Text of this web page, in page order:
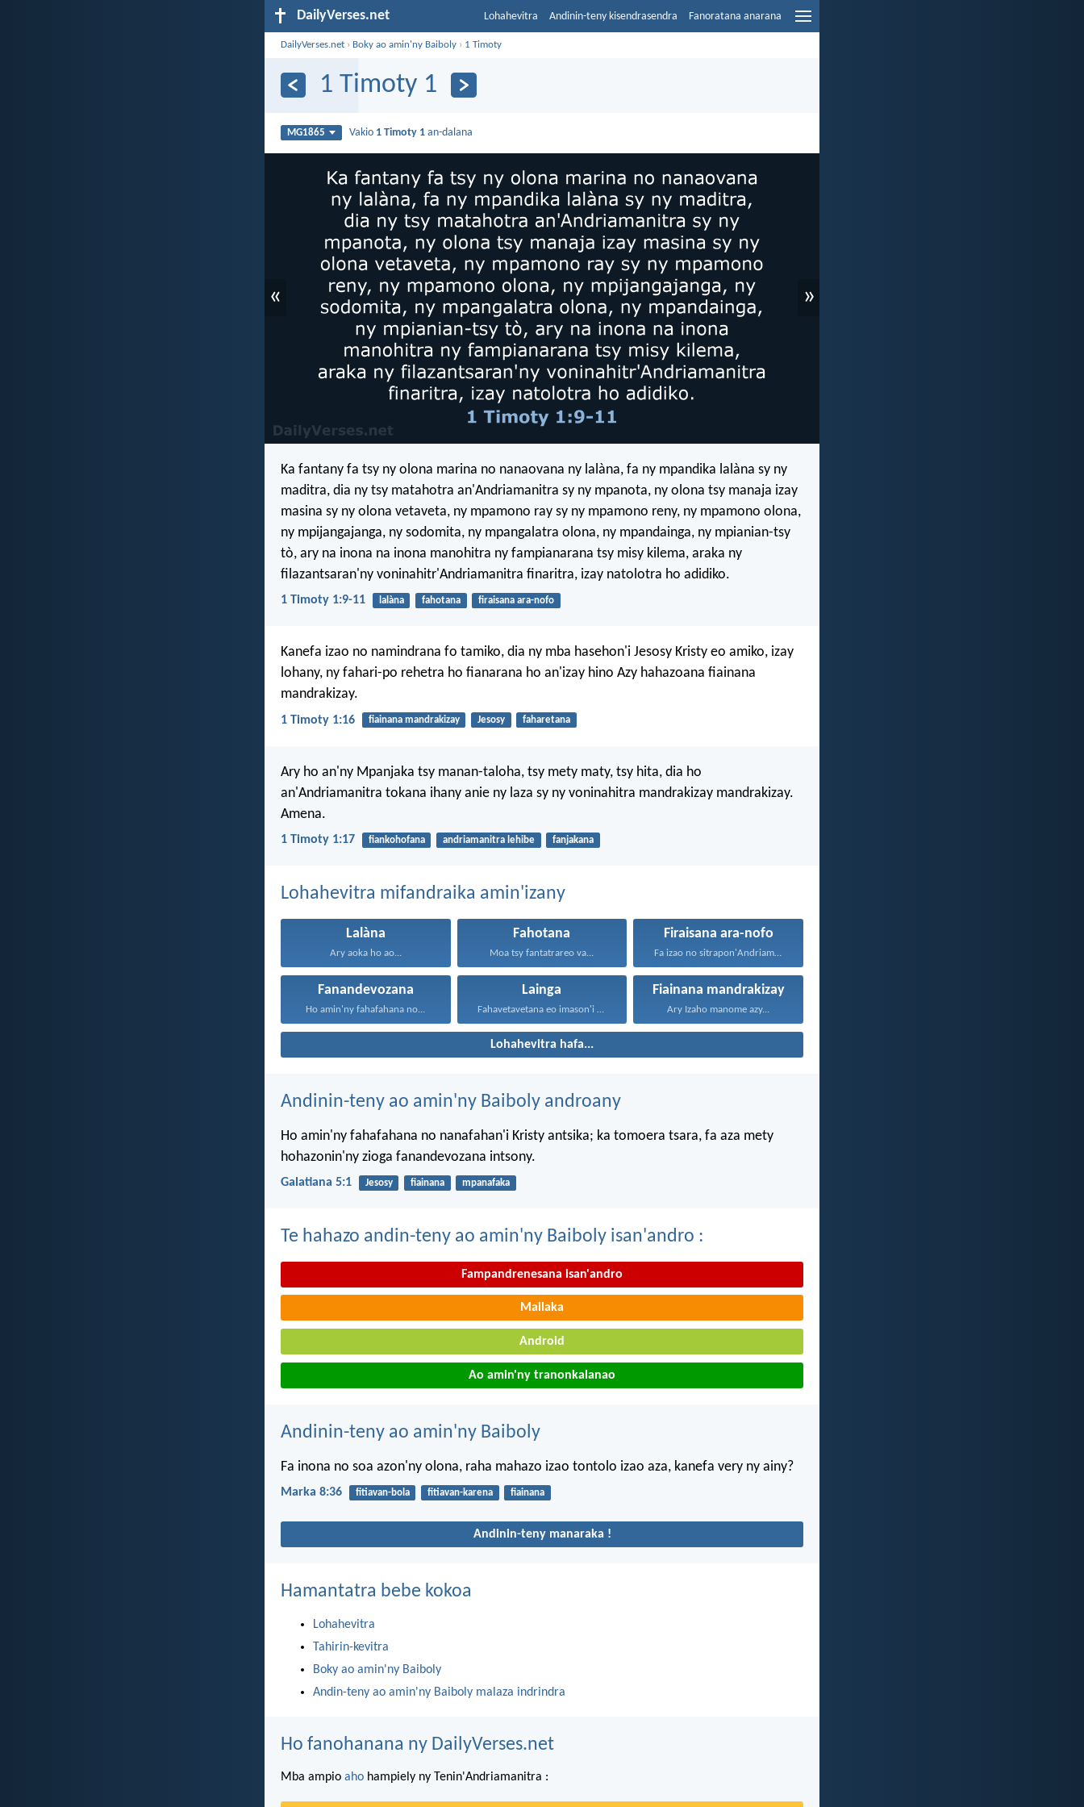
DailyVerses.net Lohahevitra Andinin-teny kisendrasendra Fanoratana anarana
DailyVerses.net › Boky ao amin'ny Baiboly › 1 Timoty
1 Timoty 1
MG1865 Vakio 1 Timoty 1 an-dalana
« »
Ka fantany fa tsy ny olona marina no nanaovana ny lalàna, fa ny mpandika lalàna sy ny
maditra, dia ny tsy matahotra an'Andriamanitra sy ny mpanota, ny olona tsy manaja izay
masina sy ny olona vetaveta, ny mpamono ray sy ny mpamono reny, ny mpamono olona,
ny mpijangajanga, ny sodomita, ny mpangalatra olona, ny mpandainga, ny mpianian-tsy
tò, ary na inona na inona manohitra ny fampianarana tsy misy kilema, araka ny
filazantsaran'ny voninahitr'Andriamanitra finaritra, izay natolotra ho adidiko.
1 Timoty 1:9-11 lalàna fahotana firaisana ara-nofo
Kanefa izao no namindrana fo tamiko, dia ny mba hasehon'i Jesosy Kristy eo amiko, izay
lohany, ny fahari-po rehetra ho fianarana ho an'izay hino Azy hahazoana fiainana
mandrakizay.
1 Timoty 1:16 fiainana mandrakizay Jesosy faharetana
Ary ho an'ny Mpanjaka tsy manan-taloha, tsy mety maty, tsy hita, dia ho
an'Andriamanitra tokana ihany anie ny laza sy ny voninahitra mandrakizay mandrakizay.
Amena.
1 Timoty 1:17 fiankohofana andriamanitra lehibe fanjakana
Lohahevitra mifandraika amin'izany
Lalàna
Ary aoka ho ao...
Fahotana
Moa tsy fantatrareo va...
Firaisana ara-nofo
Fa izao no sitrapon'Andriamanitra...
Fanandevozana
Ho amin'ny fahafahana no...
Lainga
Fahavetavetana eo imason'i Jehovah...
Fiainana mandrakizay
Ary Izaho manome azy...
Lohahevitra hafa...
Andinin-teny ao amin'ny Baiboly androany
Ho amin'ny fahafahana no nanafahan'i Kristy antsika; ka tomoera tsara, fa aza mety
hohazonin'ny zioga fanandevozana intsony.
Galatiana 5:1 Jesosy fiainana mpanafaka
Te hahazo andin-teny ao amin'ny Baiboly isan'andro :
Fampandrenesana isan'andro
Mailaka
Android
Ao amin'ny tranonkalanao
Andinin-teny ao amin'ny Baiboly
Fa inona no soa azon'ny olona, raha mahazo izao tontolo izao aza, kanefa very ny ainy?
Marka 8:36 fitiavan-bola fitiavan-karena fiainana
Andinin-teny manaraka !
Hamantatra bebe kokoa
Lohahevitra
Tahirin-kevitra
Boky ao amin'ny Baiboly
Andin-teny ao amin'ny Baiboly malaza indrindra
Ho fanohanana ny DailyVerses.net
Mba ampio aho hampiely ny Tenin'Andriamanitra :